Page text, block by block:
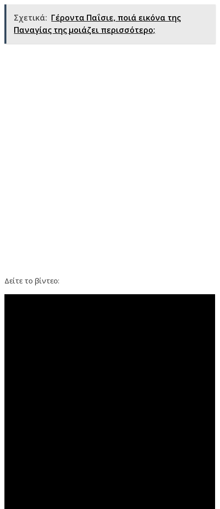
Σχετικά: Γέροντα Παΐσιε, ποιά εικόνα της
Παναγίας της μοιάζει περισσότερο;
Δείτε το βίντεο: